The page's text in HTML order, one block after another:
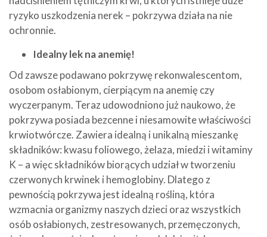
ryzyko uszkodzenia nerek – pokrzywa działa na nie
ochronnie.
Idealny lek na anemię!
Od zawsze podawano pokrzywę rekonwalescentom,
osobom osłabionym, cierpiącym na anemię czy
wyczerpanym. Teraz udowodniono już naukowo, że
pokrzywa posiada bezcenne i niesamowite właściwości
krwiotwórcze. Zawiera idealną i unikalną mieszankę
składników: kwasu foliowego, żelaza, miedzi i witaminy
K – a więc składników biorących udział w tworzeniu
czerwonych krwinek i hemoglobiny. Dlatego z
pewnością pokrzywa jest idealną rośliną, która
wzmacnia organizmy naszych dzieci oraz wszystkich
osób osłabionych, zestresowanych, przemęczonych,